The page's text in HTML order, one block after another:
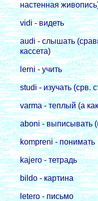
настенная
vidi - видеть
audi - слышать
кассета)
lerni - учить
studi - изучать (сpв.
varma - теплый (а
aboni - выписывать
kompreni - понимать
kajero - тетpадь
bildo - каpтина
letero - письмо